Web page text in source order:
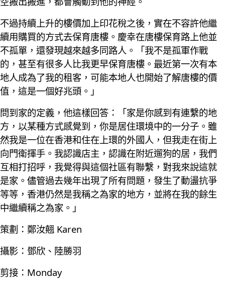
不過持續上升的樓價加上印花稅之後，實在不容許他繼
續用購買的方式去保育唐樓。慶幸在唐樓保育路上他並
不孤單，還發現越來越多同路人。「我不是孤軍作戰
的，甚至有很多人比我更早保育唐樓。最近第一次有本
地人成為了我的租客，可能本地人也開始了解唐樓的價
值，這是一個好兆頭。」
問到家的定義，他這樣回答：「家是你感到有連繫的地
方，以某種方式感覺到，你是居住環境中的一分子。雖
然我是一位在香港和住在上環的外國人，但我走在街上
向門衛揮手。我認識店主，認識在附近遛狗的居，我們
互相打招呼，我覺得與這個社區有聯繫，對我來說這就
是家。儘管過去幾年出現了所有問題，發生了動盪抗爭
等等，香港仍然是我稱之為家的地方，並將在我的餘生
中繼續稱之為家。」
策劃：鄭汝翹 Karen
攝影：鄧欣、陸勝羽
剪接：Monday